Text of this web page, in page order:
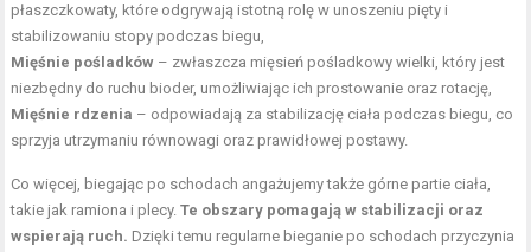
płaszczkowaty, które odgrywają istotną rolę w unoszeniu pięty i
stabilizowaniu stopy podczas biegu,
Mięśnie pośladków – zwłaszcza mięsień pośladkowy wielki, który jest
niezbędny do ruchu bioder, umożliwiając ich prostowanie oraz rotację,
Mięśnie rdzenia – odpowiadają za stabilizację ciała podczas biegu, co
sprzyja utrzymaniu równowagi oraz prawidłowej postawy.
Co więcej, biegając po schodach angażujemy także górne partie ciała,
takie jak ramiona i plecy.Te obszary pomagają w stabilizacji oraz
wspierają ruch. Dzięki temu regularne bieganie po schodach przyczynia